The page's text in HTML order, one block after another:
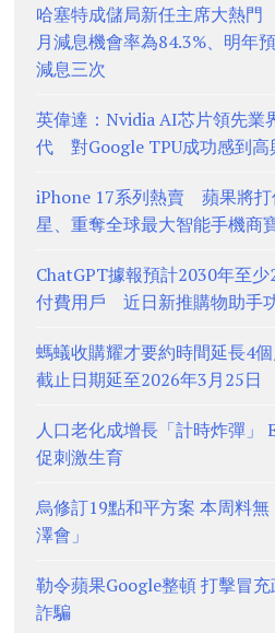
哈塞特成儲局新任主席大熱
月減息機會率為84.3%、明年
減息三次
英偉達：Nvidia AI芯片領先業
代 對Google TPU成功感到高
iPhone 17系列熱賣 蘋果將打
星、重奪全球最大智能手機商
ChatGPT據報預計2030年至少
付費用戶 近日新推購物助手
螞蟻收購耀才要約時間延長4
截止日期延至2026年3月25日
人口老化成增長「計時炸彈」
促刺激生育
烏修訂19點和平方案 本周料無
澤會」
勒令蘋果Google整頓 打擊冒充
詐騙